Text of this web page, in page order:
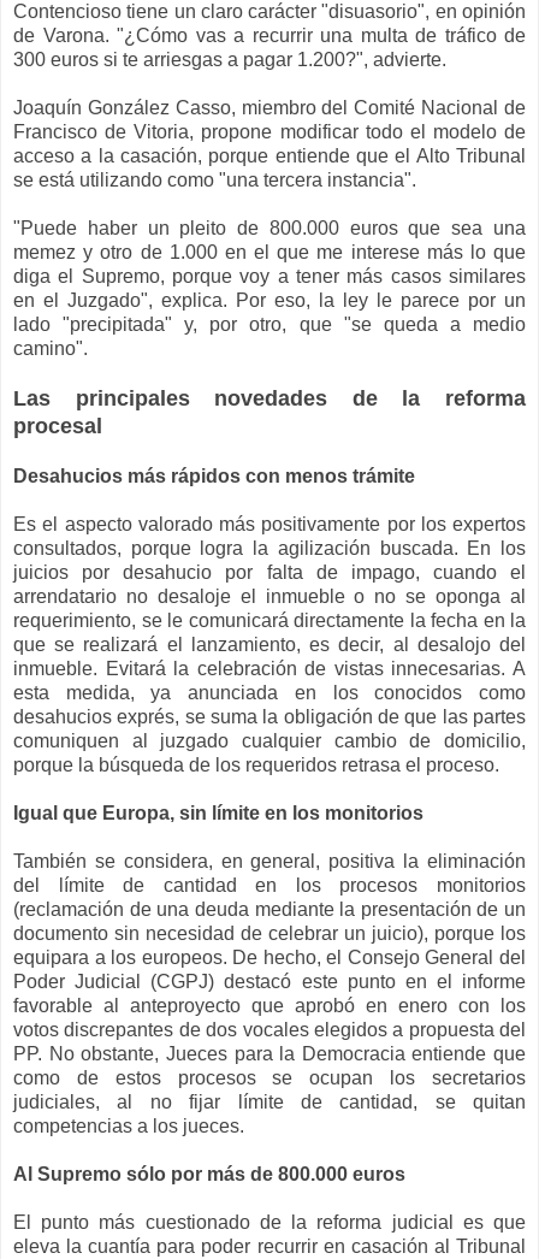
Contencioso tiene un claro carácter "disuasorio", en opinión
de Varona. "¿Cómo vas a recurrir una multa de tráfico de
300 euros si te arriesgas a pagar 1.200?", advierte.
Joaquín González Casso, miembro del Comité Nacional de
Francisco de Vitoria, propone modificar todo el modelo de
acceso a la casación, porque entiende que el Alto Tribunal
se está utilizando como "una tercera instancia".
"Puede haber un pleito de 800.000 euros que sea una
memez y otro de 1.000 en el que me interese más lo que
diga el Supremo, porque voy a tener más casos similares
en el Juzgado", explica. Por eso, la ley le parece por un
lado "precipitada" y, por otro, que "se queda a medio
camino".
Las principales novedades de la reforma
procesal
Desahucios más rápidos con menos trámite
Es el aspecto valorado más positivamente por los expertos
consultados, porque logra la agilización buscada. En los
juicios por desahucio por falta de impago, cuando el
arrendatario no desaloje el inmueble o no se oponga al
requerimiento, se le comunicará directamente la fecha en la
que se realizará el lanzamiento, es decir, al desalojo del
inmueble. Evitará la celebración de vistas innecesarias. A
esta medida, ya anunciada en los conocidos como
desahucios exprés, se suma la obligación de que las partes
comuniquen al juzgado cualquier cambio de domicilio,
porque la búsqueda de los requeridos retrasa el proceso.
Igual que Europa, sin límite en los monitorios
También se considera, en general, positiva la eliminación
del límite de cantidad en los procesos monitorios
(reclamación de una deuda mediante la presentación de un
documento sin necesidad de celebrar un juicio), porque los
equipara a los europeos. De hecho, el Consejo General del
Poder Judicial (CGPJ) destacó este punto en el informe
favorable al anteproyecto que aprobó en enero con los
votos discrepantes de dos vocales elegidos a propuesta del
PP. No obstante, Jueces para la Democracia entiende que
como de estos procesos se ocupan los secretarios
judiciales, al no fijar límite de cantidad, se quitan
competencias a los jueces.
Al Supremo sólo por más de 800.000 euros
El punto más cuestionado de la reforma judicial es que
eleva la cuantía para poder recurrir en casación al Tribunal